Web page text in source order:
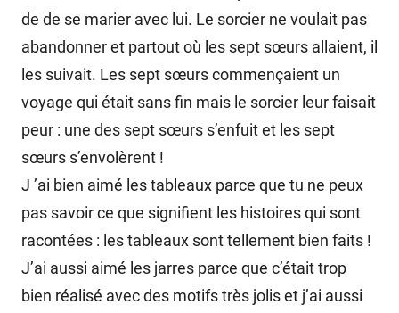
de de se marier avec lui. Le sorcier ne voulait pas
abandonner et partout où les sept sœurs allaient, il
les suivait. Les sept sœurs commençaient un
voyage qui était sans fin mais le sorcier leur faisait
peur : une des sept sœurs s’enfuit et les sept
sœurs s’envolèrent !
J ’ai bien aimé les tableaux parce que tu ne peux
pas savoir ce que signifient les histoires qui sont
racontées : les tableaux sont tellement bien faits !
J’ai aussi aimé les jarres parce que c’était trop
bien réalisé avec des motifs très jolis et j’ai aussi